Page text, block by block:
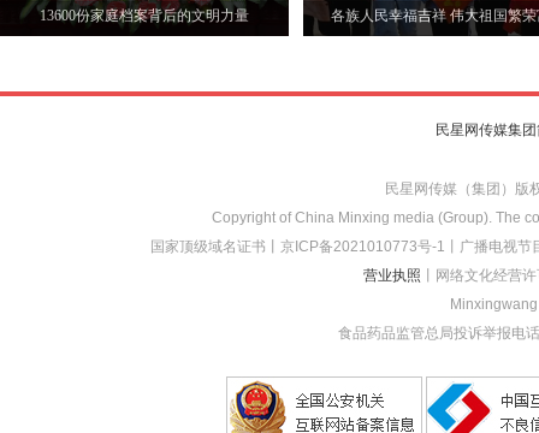
13600份家庭档案背后的文明力量 各族人民幸福吉祥 伟大祖国繁
民星网传媒集
民星网传媒（集团）版
Copyright of China Minxing media (Group). The
国家顶级域名证书
京ICP备2021010773号-1
广播电视节
营业执照 丨网络文化经营
食品药品监管总局投诉举报电